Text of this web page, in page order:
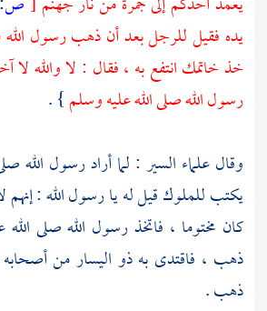
يده فقيل للرجل بعد أن ذهب رسول الله
خذ خاتمك انتفع به ، فقال : لا والله لا
رسول الله صلى الله عليه وسلم} .
وقال علماء السير : لما أراد رسول الله
يكتب للملوك قيل له يا رسول الله : إنهم
كان مختوما ، فاتخذ رسول الله صلى
ذهب ، فاقتدى به ذو اليسار من
ذهب .